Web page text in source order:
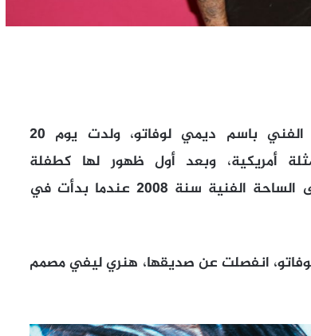
ديمتريا ديفون لوفاتو، المعروفة في الوسط الفني باسم ديمي لوفاتو، ولدت يوم 20
أمريكية، وبعد أول ظهور لها كطفلة
ممثلة في "بارني والأصدقاء"، ارتقت لوفاتو على الساحة الفنية سنة 2008 عندما بدأت في
لوفاتو، انفصلت عن صديقها، هنري ليفي مصمم